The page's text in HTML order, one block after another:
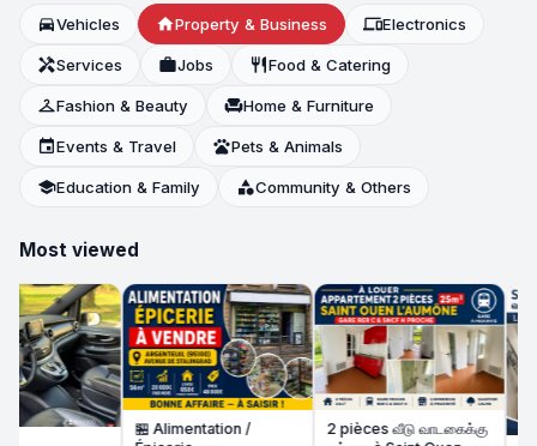
directions_carVehicles homeProperty & Business devicesElectronics
handymanServices workJobs restaurantFood & Catering
checkroomFashion & Beauty chairHome & Furniture
eventEvents & Travel petsPets & Animals
schoolEducation & Family categoryCommunity & Others
Most viewed
🏪 Alimentation /
2 pièces வீடு வாடகைக்கு